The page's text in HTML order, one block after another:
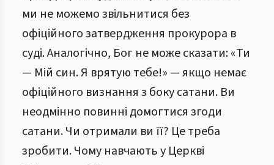
ми не можемо звільнитися без
офіційного затвердження прокурора в
суді. Аналогічно, Бог не може сказати: «Ти
— Мій син. Я врятую тебе!» — якщо немає
офіційного визнання з боку сатани. Ви
неодмінно повинні домогтися згоди
сатани. Чи отримали ви її? Це треба
зробити. Чому навчають у Церкві